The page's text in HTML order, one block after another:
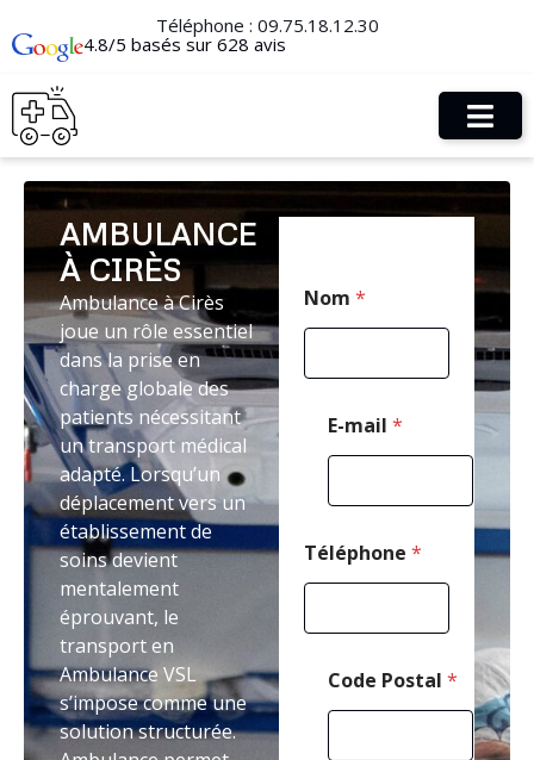
Téléphone : 09.75.18.12.30
4.8/5 basés sur 628 avis
AMBULANCE
À CIRÈS
Ambulance à Cirès
joue un rôle essentiel
dans la prise en
charge globale des
patients nécessitant
un transport médical
adapté. Lorsqu’un
déplacement vers un
établissement de
soins devient
mentalement
éprouvant, le
transport en
Ambulance VSL
s’impose comme une
solution structurée.
Nom *
E-mail *
Téléphone *
Code Postal *
E
m
a
i
l
E
i
l
T
p
h
o
n
e